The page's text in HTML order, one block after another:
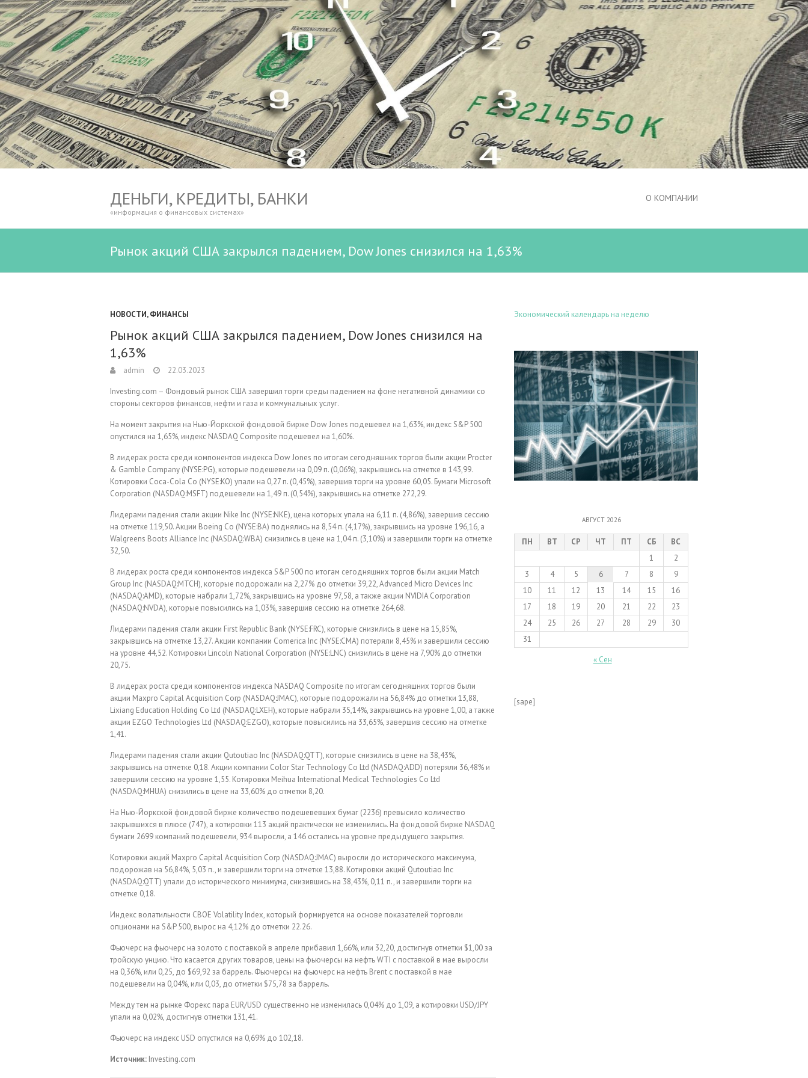
ДЕНЬГИ, КРЕДИТЫ, БАНКИ
«информация о финансовых системах»
О КОМПАНИИ
Рынок акций США закрылся падением, Dow Jones снизился на 1,63%
НОВОСТИ,ФИНАНСЫ
Рынок акций США закрылся падением, Dow Jones снизился на
1,63%
admin 22.03.2023
Investing.com – Фондовый рынок США завершил торги среды падением на фоне негативной динамики со
стороны секторов финансов, нефти и газа и коммунальных услуг.
На момент закрытия на Нью-Йоркской фондовой бирже Dow Jones подешевел на 1,63%, индекс S&P 500
опустился на 1,65%, индекс NASDAQ Composite подешевел на 1,60%.
В лидерах роста среди компонентов индекса Dow Jones по итогам сегодняшних торгов были акции Procter
& Gamble Company (NYSE:PG), которые подешевели на 0,09 п. (0,06%), закрывшись на отметке в 143,99.
Котировки Coca-Cola Co (NYSE:KO) упали на 0,27 п. (0,45%), завершив торги на уровне 60,05. Бумаги Microsoft
Corporation (NASDAQ:MSFT) подешевели на 1,49 п. (0,54%), закрывшись на отметке 272,29.
Лидерами падения стали акции Nike Inc (NYSE:NKE), цена которых упала на 6,11 п. (4,86%), завершив сессию
на отметке 119,50. Акции Boeing Co (NYSE:BA) поднялись на 8,54 п. (4,17%), закрывшись на уровне 196,16, а
Walgreens Boots Alliance Inc (NASDAQ:WBA) снизились в цене на 1,04 п. (3,10%) и завершили торги на отметке
32,50.
В лидерах роста среди компонентов индекса S&P 500 по итогам сегодняшних торгов были акции Match
Group Inc (NASDAQ:MTCH), которые подорожали на 2,27% до отметки 39,22, Advanced Micro Devices Inc
(NASDAQ:AMD), которые набрали 1,72%, закрывшись на уровне 97,58, а также акции NVIDIA Corporation
(NASDAQ:NVDA), которые повысились на 1,03%, завершив сессию на отметке 264,68.
Лидерами падения стали акции First Republic Bank (NYSE:FRC), которые снизились в цене на 15,85%,
закрывшись на отметке 13,27. Акции компании Comerica Inc (NYSE:CMA) потеряли 8,45% и завершили сессию
на уровне 44,52. Котировки Lincoln National Corporation (NYSE:LNC) снизились в цене на 7,90% до отметки
20,75.
В лидерах роста среди компонентов индекса NASDAQ Composite по итогам сегодняшних торгов были
акции Maxpro Capital Acquisition Corp (NASDAQ:JMAC), которые подорожали на 56,84% до отметки 13,88,
Lixiang Education Holding Co Ltd (NASDAQ:LXEH), которые набрали 35,14%, закрывшись на уровне 1,00, а также
акции EZGO Technologies Ltd (NASDAQ:EZGO), которые повысились на 33,65%, завершив сессию на отметке
1,41.
Лидерами падения стали акции Qutoutiao Inc (NASDAQ:QTT), которые снизились в цене на 38,43%,
закрывшись на отметке 0,18. Акции компании Color Star Technology Co Ltd (NASDAQ:ADD) потеряли 36,48% и
завершили сессию на уровне 1,55. Котировки Meihua International Medical Technologies Co Ltd
(NASDAQ:MHUA) снизились в цене на 33,60% до отметки 8,20.
На Нью-Йоркской фондовой бирже количество подешевевших бумаг (2236) превысило количество
закрывшихся в плюсе (747), а котировки 113 акций практически не изменились. На фондовой бирже NASDAQ
бумаги 2699 компаний подешевели, 934 выросли, a 146 остались на уровне предыдущего закрытия.
Котировки акций Maxpro Capital Acquisition Corp (NASDAQ:JMAC) выросли до исторического максимума,
подорожав на 56,84%, 5,03 п., и завершили торги на отметке 13,88. Котировки акций Qutoutiao Inc
(NASDAQ:QTT) упали до исторического минимума, снизившись на 38,43%, 0,11 п., и завершили торги на
отметке 0,18.
Индекс волатильности CBOE Volatility Index, который формируется на основе показателей торговли
опционами на S&P 500, вырос на 4,12% до отметки 22.26.
Фьючерс на фьючерс на золото с поставкой в апреле прибавил 1,66%, или 32,20, достигнув отметки $1,00 за
тройскую унцию. Что касается других товаров, цены на фьючерсы на нефть WTI с поставкой в мае выросли
на 0,36%, или 0,25, до $69,92 за баррель. Фьючерсы на фьючерс на нефть Brent с поставкой в мае
подешевели на 0,04%, или 0,03, до отметки $75,78 за баррель.
Между тем на рынке Форекс пара EUR/USD существенно не изменилась 0,04% до 1,09, а котировки USD/JPY
упали на 0,02%, достигнув отметки 131,41.
Фьючерс на индекс USD опустился на 0,69% до 102,18.
Источник: Investing.com
Экономический календарь на неделю
АВГУСТ 2026
ПН ВТ СР ЧТ ПТ СБ
ВС
1
2
3
4 5 6 7 8
9
10
11 12 13 14 15
16
17
18 19 20 21 22
23
24
25 26 27 28 29
30
31
« Сен
[sape]